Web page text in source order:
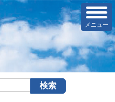
メニュー